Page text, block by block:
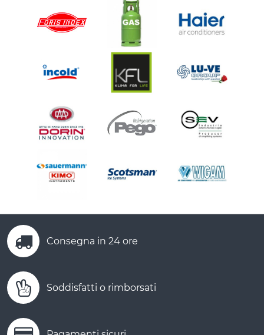
Consegna in 24 ore
Soddisfatti o rimborsati